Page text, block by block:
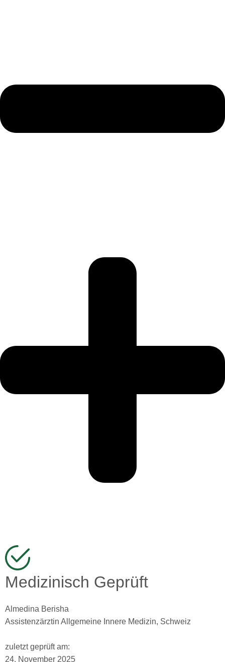
Medizinisch Geprüft
Almedina Berisha
Assistenzärztin Allgemeine Innere Medizin, Schweiz
zuletzt geprüft am:
24. November 2025